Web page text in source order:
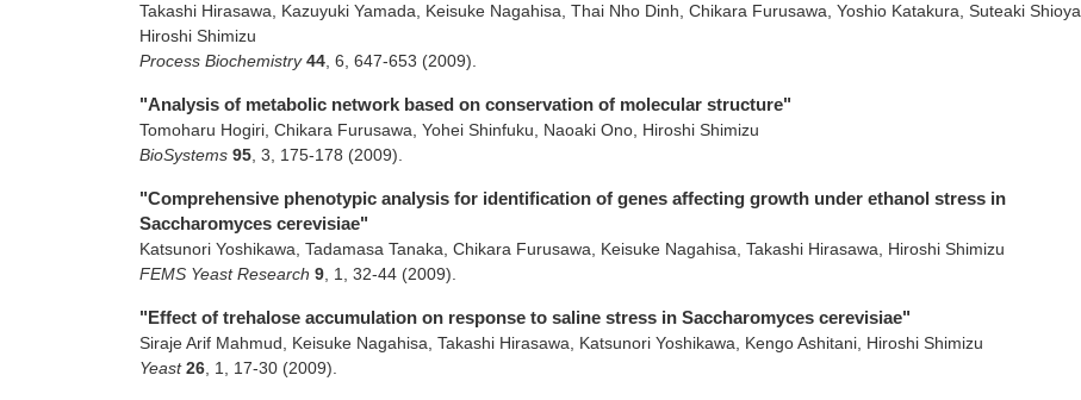
Takashi Hirasawa, Kazuyuki Yamada, Keisuke Nagahisa, Thai Nho Dinh, Chikara Furusawa, Yoshio Katakura, Suteaki Shioya,
Hiroshi Shimizu
Process Biochemistry 44 6 647-653 (2009)
"Analysis of metabolic network based on conservation of molecular structure"
Tomoharu Hogiri, Chikara Furusawa, Yohei Shinfuku, Naoaki Ono, Hiroshi Shimizu
BioSystems 95 3 175-178 (2009)
"Comprehensive phenotypic analysis for identification of genes affecting growth under ethanol stress in
Saccharomyces cerevisiae"
Katsunori Yoshikawa, Tadamasa Tanaka, Chikara Furusawa, Keisuke Nagahisa, Takashi Hirasawa, Hiroshi Shimizu
FEMS Yeast Research 9 1 32-44 (2009)
"Effect of trehalose accumulation on response to saline stress in Saccharomyces cerevisiae"
Siraje Arif Mahmud, Keisuke Nagahisa, Takashi Hirasawa, Katsunori Yoshikawa, Kengo Ashitani, Hiroshi Shimizu
Yeast 26 1 17-30 (2009)